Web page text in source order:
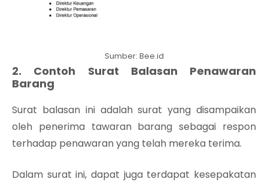
Sumber: Bee.id
2. Contoh Surat Balasan Penawaran
Barang
Surat balasan ini adalah surat yang disampaikan
oleh penerima tawaran barang sebagai respon
terhadap penawaran yang telah mereka terima.
Dalam surat ini, dapat juga terdapat kesepakatan